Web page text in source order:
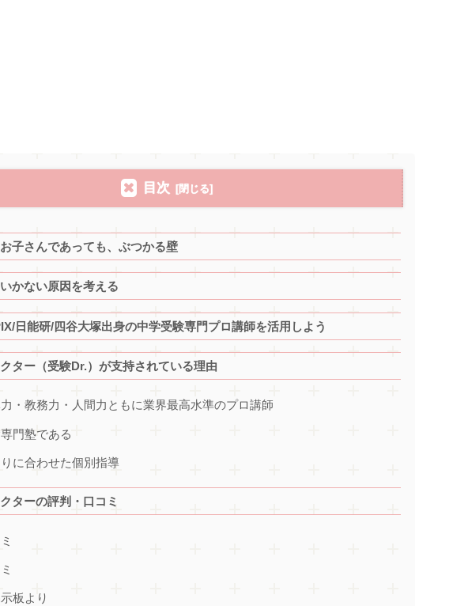
目次
子さんであっても、ぶつかる壁
かない原因を考える
日能研/四谷大塚出身の中学受験専門プロ講師を活用しよう
ター（受験Dr.）が支持されている理由
・教務力・人間力ともに業界最高水準のプロ講師
門塾である
に合わせた個別指導
ターの評判・口コミ
板より